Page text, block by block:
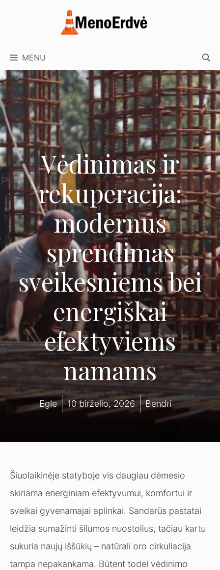
turinio
MENU
Vėdinimas ir
rekuperacija:
modernus
sprendimas
sveikesniems bei
energiškai
efektyviems
namams
Egle 10 birželio, 2026 Bendri
Šiuolaikinėje statyboje vis daugiau dėmesio
skiriama energiniam efektyvumui, komfortui ir
sveikai gyvenamajai aplinkai. Sandarūs pastatai
leidžia sumažinti šilumos nuostolius, tačiau kartu
sukuria naujų iššūkių – natūrali oro cirkuliacija
tampa nepakankama. Būtent todėl vėdinimo